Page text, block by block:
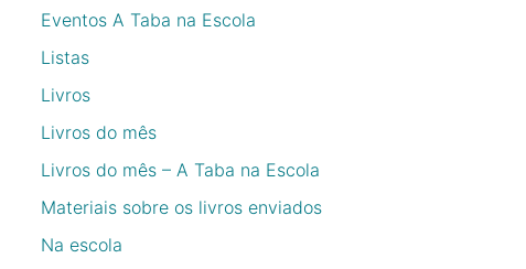
Eventos A Taba na Escola
Listas
Livros
Livros do mês
Livros do mês – A Taba na Escola
Materiais sobre os livros enviados
Na escola